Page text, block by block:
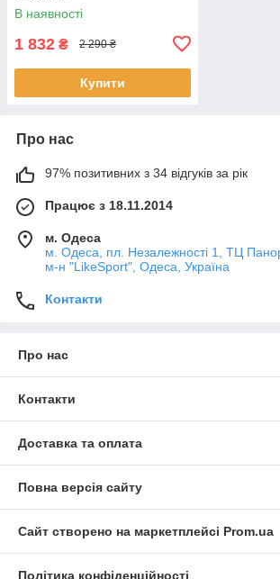
В наявності
1 832 ₴ 2 290 ₴
Купити
Про нас
97% позитивних з 34 відгуків за рік
Працює з 18.11.2014
м. Одеса
м. Одеса, пл. Незалежності 1, ТЦ
м-н "LikeSport", Одеса, Україна
Контакти
Про нас
Контакти
Доставка та оплата
Повна версія сайту
Сайт створено на маркетплейсі Prom.ua
Політика конфіденційності